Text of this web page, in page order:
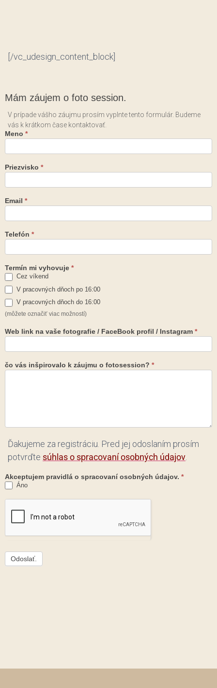
[/vc_udesign_content_block]
záujem
o foto
session.
Mám záujem o foto session.
V prípade vášho záujmu prosím vyplnte tento formulár. Budeme
vás k krátkom čase kontaktovať.
Meno *
Priezvisko *
Email *
Telefón *
Termín mi vyhovuje *
Cez víkend
V pracovných dňoch po 16:00
V pracovných dňoch do 16:00
(môžete označiť viac možností)
Web link na vaše fotografie / FaceBook profil / Instagram *
čo vás inšpirovalo k záujmu o fotosession? *
Ďakujeme za registráciu. Pred jej odoslaním prosím
potvrďte súhlas o spracovaní osobných údajov
Akceptujem pravidlá o spracovaní osobných údajov. *
Áno
Odoslať.